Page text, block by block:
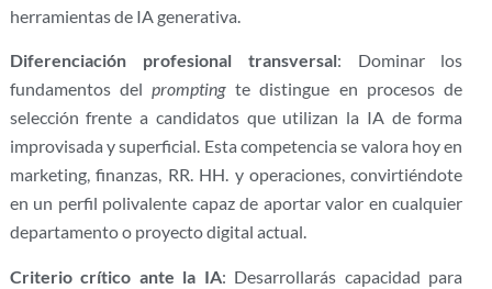
herramientas de IA generativa.
Diferenciación profesional transversal: Dominar los
fundamentos delpromptingte distingue en procesos de
selección frente a candidatos que utilizan la IA de forma
improvisada y superficial. Esta competencia se valora hoy en
marketing, finanzas, RR. HH. y operaciones, convirtiéndote
en un perfil polivalente capaz de aportar valor en cualquier
departamento o proyecto digital actual.
Criterio crítico ante la IA: Desarrollarás capacidad para